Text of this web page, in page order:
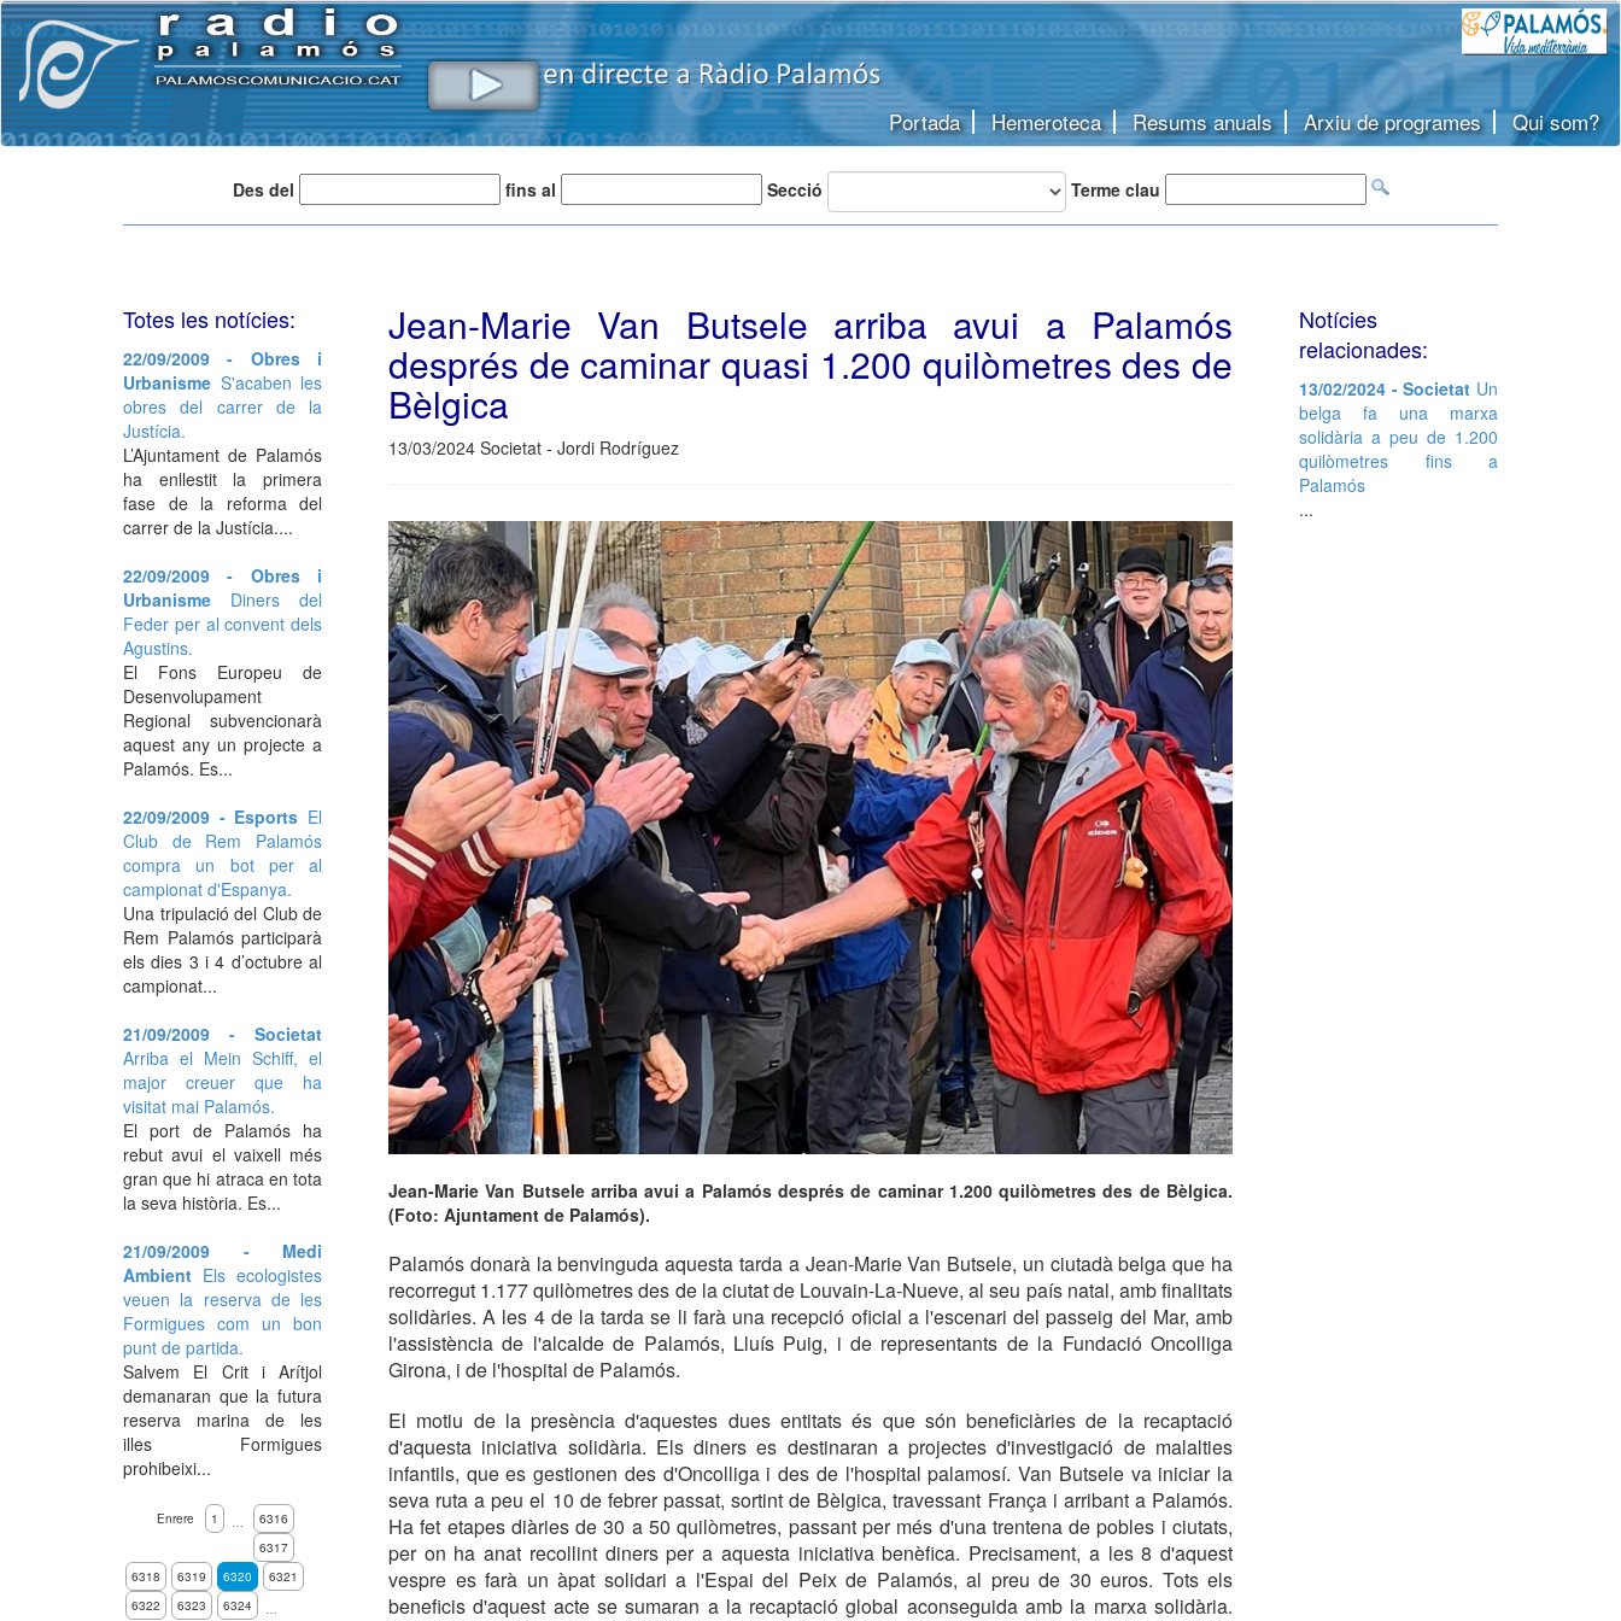
Portada Hemeroteca Resums anuals Arxiu de programes Qui som?
Des del fins al Secció Terme clau
Jean-Marie Van Butsele arriba avui a Palamós
després de caminar quasi 1.200 quilòmetres des de
Bèlgica
13/03/2024 Societat - Jordi Rodríguez
Jean-Marie Van Butsele arriba avui a Palamós després de caminar 1.200 quilòmetres des de Bèlgica.
(Foto: Ajuntament de Palamós).
Palamós donarà la benvinguda aquesta tarda a Jean-Marie Van Butsele, un ciutadà belga que ha
recorregut 1.177 quilòmetres des de la ciutat de Louvain-La-Nueve, al seu país natal, amb finalitats
solidàries. A les 4 de la tarda se li farà una recepció oficial a l'escenari del passeig del Mar, amb
l'assistència de l'alcalde de Palamós, Lluís Puig, i de representants de la Fundació Oncolliga
Girona, i de l'hospital de Palamós.
El motiu de la presència d'aquestes dues entitats és que són beneficiàries de la recaptació
d'aquesta iniciativa solidària. Els diners es destinaran a projectes d'investigació de malalties
infantils, que es gestionen des d'Oncolliga i des de l'hospital palamosí. Van Butsele va iniciar la
seva ruta a peu el 10 de febrer passat, sortint de Bèlgica, travessant França i arribant a Palamós.
Ha fet etapes diàries de 30 a 50 quilòmetres, passant per més d'una trentena de pobles i ciutats,
per on ha anat recollint diners per a aquesta iniciativa benèfica. Precisament, a les 8 d'aquest
vespre es farà un àpat solidari a l'Espai del Peix de Palamós, al preu de 30 euros. Tots els
beneficis d'aquest acte se sumaran a la recaptació global aconseguida amb la marxa solidària.
Totes les notícies:
22/09/2009 - Obres i
Urbanisme S'acaben les
obres del carrer de la
Justícia.
L’Ajuntament de Palamós
ha enllestit la primera
fase de la reforma del
carrer de la Justícia....
22/09/2009 - Obres i
Urbanisme Diners del
Feder per al convent dels
Agustins.
El Fons Europeu de
Desenvolupament
Regional subvencionarà
aquest any un projecte a
Palamós. Es...
22/09/2009 - Esports El
Club de Rem Palamós
compra un bot per al
campionat d'Espanya.
Una tripulació del Club de
Rem Palamós participarà
els dies 3 i 4 d’octubre al
campionat...
21/09/2009 - Societat
Arriba el Mein Schiff, el
major creuer que ha
visitat mai Palamós.
El port de Palamós ha
rebut avui el vaixell més
gran que hi atraca en tota
la seva història. Es...
21/09/2009 - Medi
Ambient Els ecologistes
veuen la reserva de les
Formigues com un bon
punt de partida.
Salvem El Crit i Arítjol
demanaran que la futura
reserva marina de les
illes Formigues
prohibeixi...
Enrere 1 …
6316
6317
6318
6319 6320
6321
6322
6323 6324 …
Notícies
relacionades:
13/02/2024 - Societat Un
belga fa una marxa
solidària a peu de 1.200
quilòmetres fins a
Palamós
...